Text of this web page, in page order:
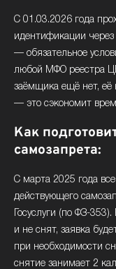
С 01.03.2026 года
идентификации
— обязательное
любой МФО реестра
заёмщика ещё нет, её
— это сэкономит
Как
самозапрета:
С марта 2025 года
действующего
Госуслуги (по ФЗ-
и не снят, заявка
при необходимости
снятие занимает 2